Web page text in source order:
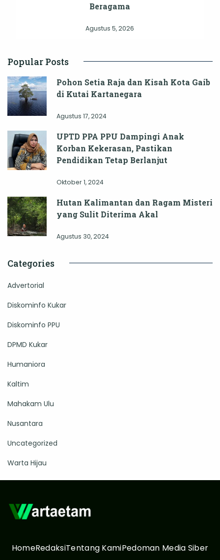
Beragama
Agustus 5, 2026
Popular Posts
Pohon Setia Raja dan Kisah Kota Gaib
di Kutai Kartanegara
Agustus 17, 2024
UPTD PPA PPU Dampingi Anak
Korban Kekerasan, Pastikan
Pendidikan Tetap Berlanjut
Oktober 1, 2024
Hutan Kalimantan dan Ragam Misteri
yang Sulit Diterima Akal
Agustus 30, 2024
Categories
Advertorial
Diskominfo Kukar
Diskominfo PPU
DPMD Kukar
Humaniora
Kaltim
Mahakam Ulu
Nusantara
Uncategorized
Warta Hijau
HomeRedaksiTentang KamiPedoman Media Siber